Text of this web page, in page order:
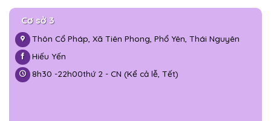
Cơ sở 3
Thôn Cổ Pháp, Xã Tiên Phong, Phổ Yên, Thái Nguyên
Hiếu Yến
8h30 -22h00thứ 2 - CN (Kể cả lễ, Tết)